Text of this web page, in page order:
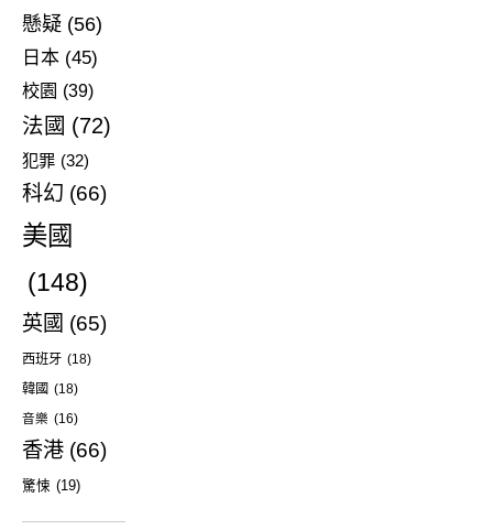
懸疑 (56)
日本 (45)
校園 (39)
法國 (72)
犯罪 (32)
科幻 (66)
美國
(148)
英國 (65)
西班牙 (18)
韓國 (18)
音樂 (16)
香港 (66)
驚悚 (19)